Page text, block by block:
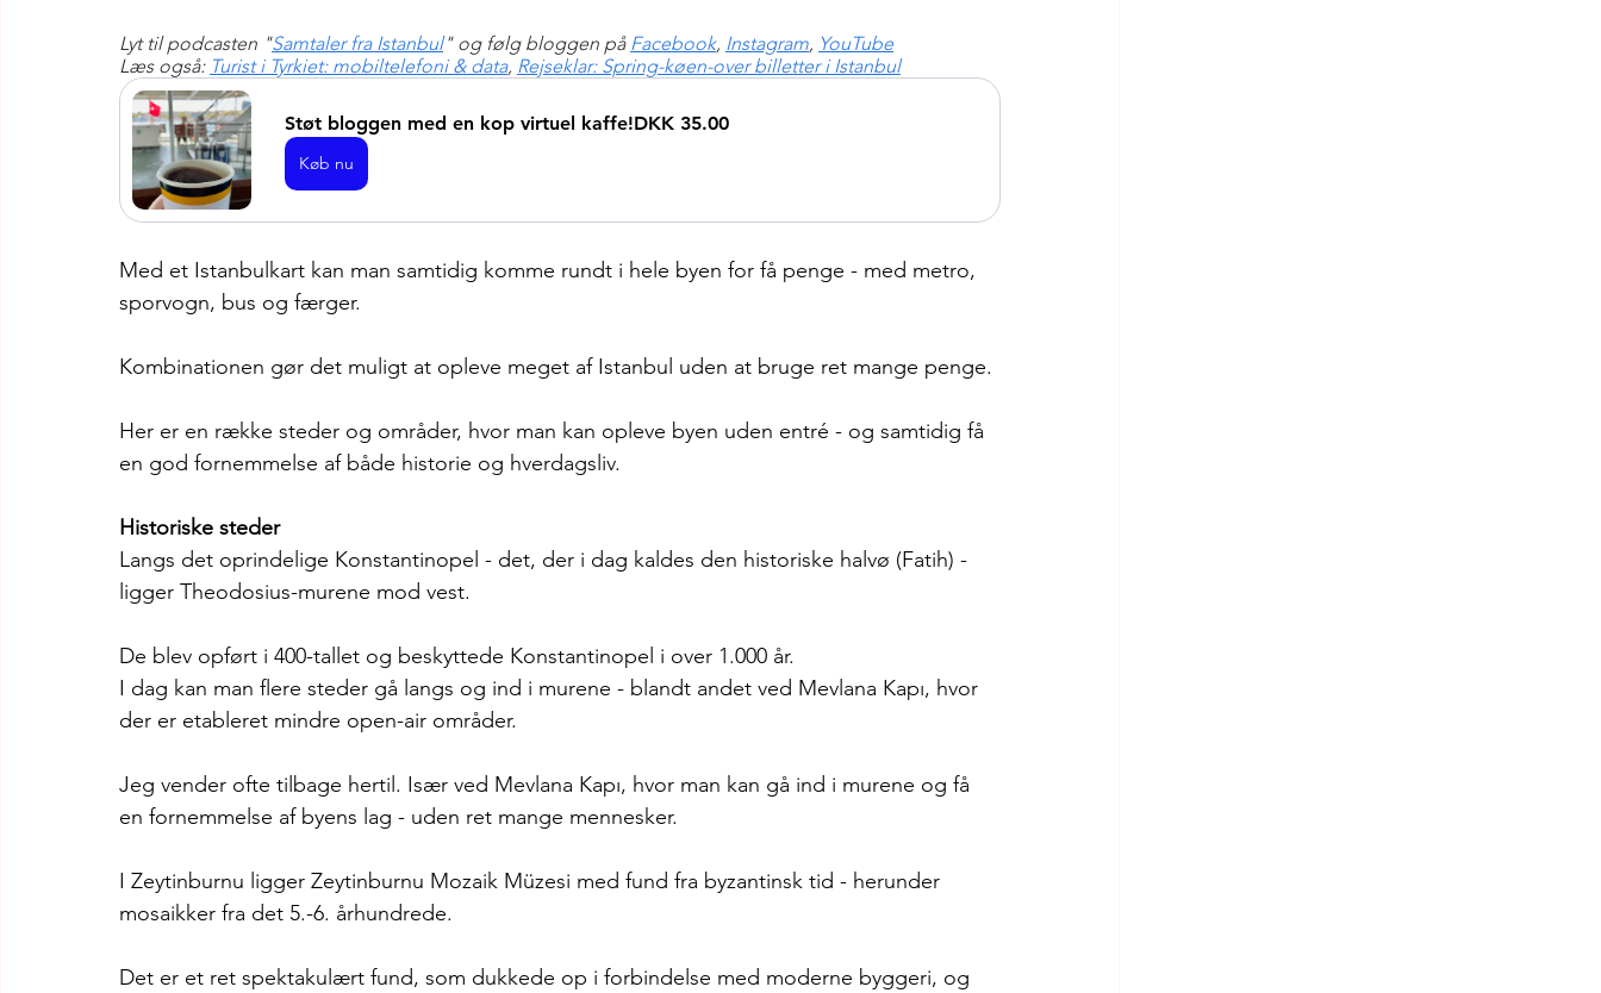
Lyt til podcasten "Samtaler fra Istanbul" og følg bloggen på Facebook, Instagram, YouTube
Læs også: Turist i Tyrkiet: mobiltelefoni & data, Rejseklar: Spring-køen-over billetter i Istanbul
Støt bloggen med en kop virtuel kaffe!DKK 35.00
Køb nu
Med et Istanbulkart kan man samtidig komme rundt i hele byen for få penge - med metro,
sporvogn, bus og færger.
Kombinationen gør det muligt at opleve meget af Istanbul uden at bruge ret mange penge.
Her er en række steder og områder, hvor man kan opleve byen uden entré - og samtidig få
en god fornemmelse af både historie og hverdagsliv.
Historiske steder
Langs det oprindelige Konstantinopel - det, der i dag kaldes den historiske halvø (Fatih) -
ligger Theodosius-murene mod vest.
De blev opført i 400-tallet og beskyttede Konstantinopel i over 1.000 år.
I dag kan man flere steder gå langs og ind i murene - blandt andet ved Mevlana Kapı, hvor
der er etableret mindre open-air områder.
Jeg vender ofte tilbage hertil. Især ved Mevlana Kapı, hvor man kan gå ind i murene og få
en fornemmelse af byens lag - uden ret mange mennesker.
I Zeytinburnu ligger Zeytinburnu Mozaik Müzesi med fund fra byzantinsk tid - herunder
mosaikker fra det 5.-6. århundrede.
Det er et ret spektakulært fund, som dukkede op i forbindelse med moderne byggeri, og